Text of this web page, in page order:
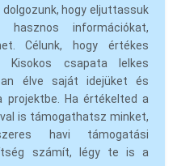
dolgozunk, hogy eljuttassuk
információkat,
Célunk, hogy értékes
Kisokos csapata lelkes
élve saját idejüket és
Ha értékelted a
is támogathatsz minket,
havi támogatási
számít, légy te is a